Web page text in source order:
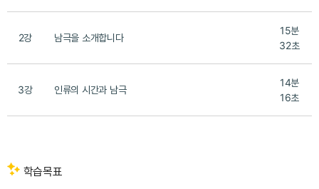
2강 남극을 소개합니다
15분
32초
3강 인류의 시간과 남극
14분
16초
학습목표